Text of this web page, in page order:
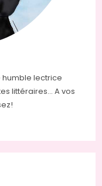
humble lectrice
littéraires... A vos